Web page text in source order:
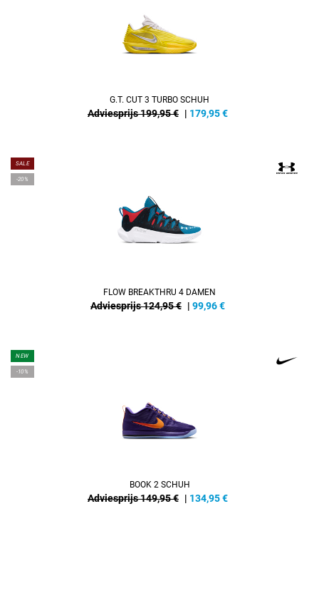
G.T. CUT 3 TURBO SCHUH
Adviesprijs 199,95 € | 179,95€
SALE
-20%
FLOW BREAKTHRU 4 DAMEN
Adviesprijs 124,95 € | 99,96€
NEW
-10%
BOOK 2 SCHUH
Adviesprijs 149,95 € | 134,95€